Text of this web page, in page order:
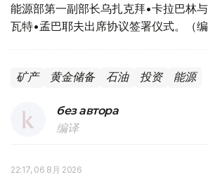
能源部第一副部长乌扎克拜•卡拉巴林
瓦特•孟巴耶夫出席协议签署仪式。（编
矿产 黄金储备 石油 投资 能源
без автора
编译
22:17, 06 8月 2026